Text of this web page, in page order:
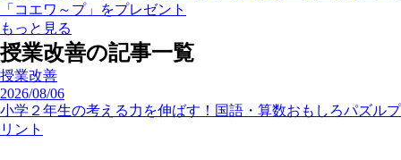
「コエワ～プ」をプレゼント
もっと見る
授業改善の記事一覧
授業改善
2026/08/06
小学２年生の考える力を伸ばす！国語・算数おもしろパズルプ
リント